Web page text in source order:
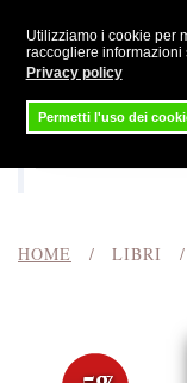
Utilizziamo i cookie per
raccogliere informazioni
Privacy policy
Permetti l'uso dei
Skip to main
HOME LIBRI